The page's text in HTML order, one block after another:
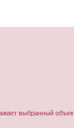
выбранный